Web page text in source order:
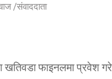
/संवाददाता
खतिवडा फाइनलमा प्रवेश